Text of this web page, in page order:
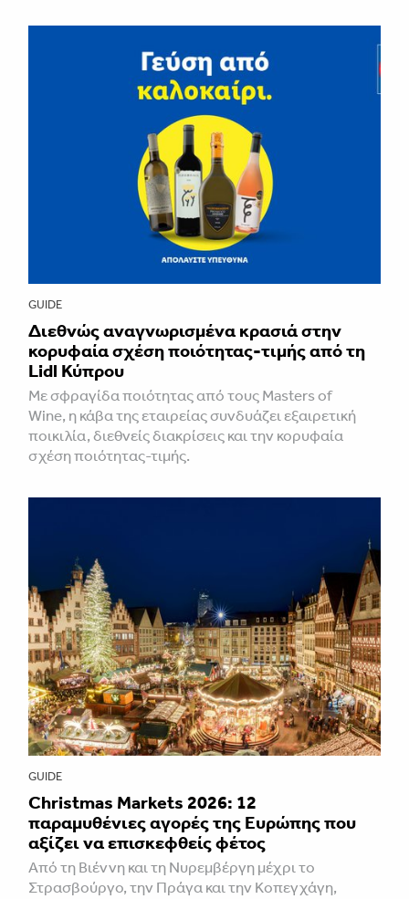
GUIDE
Διεθνώς αναγνωρισμένα κρασιά στην
κορυφαία σχέση ποιότητας-τιμής από τη
Lidl Κύπρου
Με σφραγίδα ποιότητας από τους Masters of
Wine, η κάβα της εταιρείας συνδυάζει εξαιρετική
ποικιλία, διεθνείς διακρίσεις και την κορυφαία
σχέση ποιότητας-τιμής.
GUIDE
Christmas Markets 2026: 12
παραμυθένιες αγορές της Ευρώπης που
αξίζει να επισκεφθείς φέτος
Από τη Βιέννη και τη Νυρεμβέργη μέχρι το
Στρασβούργο, την Πράγα και την Κοπεγχάγη,